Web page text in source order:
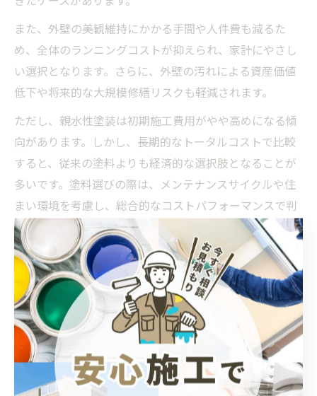
また、外壁の美観維持にかかる手間や人件費も減るた
め、全体のランニングコストが抑えられ、家計にやさし
い選択となります。さらに、外壁の汚れによる資産価値
低下や将来的な大規模修繕リスクも軽減されます。
ただし、親水性塗装は初期施工費用がやや高めになる傾
向があります。しかし、長期的なトータルコストで比較
すると、従来の塗料よりも経済的な選択肢となることが
多いです。塗料選びの際は、メンテナンスサイクルや住
まい環境を考慮し、総合的なコストパフォーマンスで判
断しましょう。
親水性塗料でメンテナンスの悩
み解消
外壁塗装で親水性塗料を選ぶメリット